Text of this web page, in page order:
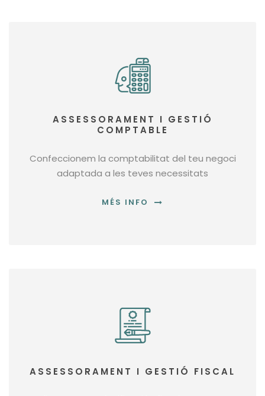
ASSESSORAMENT I GESTIÓ
COMPTABLE
Confeccionem la comptabilitat del teu negoci
adaptada a les teves necessitats
MÉS INFO
ASSESSORAMENT I GESTIÓ FISCAL